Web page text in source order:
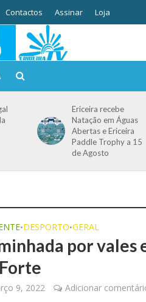
Contactos Assinar Loja
Ericeira recebe
Natação em Águas
Abertas e Ericeira
Paddle Trophy a 15
de Agosto
•DESPORTO•GERAL
por vales
9, 2022 Adicionar